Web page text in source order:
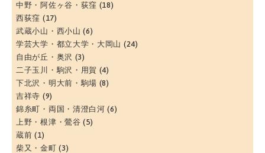
中野・阿佐ヶ谷・荻窪 (18)
西荻窪 (17)
武蔵小山・西小山 (6)
学芸大学・都立大学・大岡山 (24)
自由が丘・奥沢 (3)
二子玉川・駒沢・用賀 (4)
下北沢・明大前・駒場 (8)
吉祥寺 (9)
錦糸町・両国・清澄白河 (6)
上野・根津・鶯谷 (5)
蔵前 (1)
柴又・金町 (3)